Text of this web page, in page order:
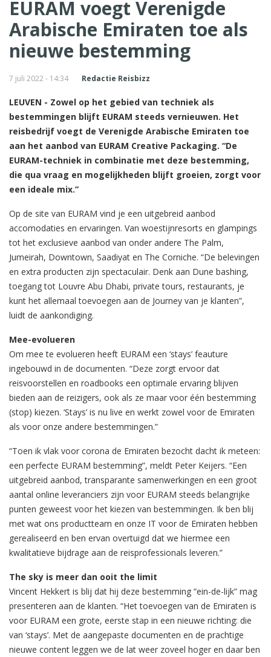
EURAM voegt Verenigde
Arabische Emiraten toe als
nieuwe bestemming
7 juli 2022 - 14:34 Redactie Reisbizz
LEUVEN - Zowel op het gebied van techniek als
bestemmingen blijft EURAM steeds vernieuwen. Het
reisbedrijf voegt de Verenigde Arabische Emiraten toe
aan het aanbod van EURAM Creative Packaging. “De
EURAM-techniek in combinatie met deze bestemming,
die qua vraag en mogelijkheden blijft groeien, zorgt voor
een ideale mix.”
Op de site van EURAM vind je een uitgebreid aanbod
accomodaties en ervaringen. Van woestijnresorts en glampings
tot het exclusieve aanbod van onder andere The Palm,
Jumeirah, Downtown, Saadiyat en The Corniche. “De belevingen
en extra producten zijn spectaculair. Denk aan Dune bashing,
toegang tot Louvre Abu Dhabi, private tours, restaurants, je
kunt het allemaal toevoegen aan de Journey van je klanten”,
luidt de aankondiging.
Mee-evolueren
Om mee te evolueren heeft EURAM een ‘stays’ feauture
ingebouwd in de documenten. “Deze zorgt ervoor dat
reisvoorstellen en roadbooks een optimale ervaring blijven
bieden aan de reizigers, ook als ze maar voor één bestemming
(stop) kiezen. ‘Stays’ is nu live en werkt zowel voor de Emiraten
als voor onze andere bestemmingen.”
“Toen ik vlak voor corona de Emiraten bezocht dacht ik meteen:
een perfecte EURAM bestemming”, meldt Peter Keijers. “Een
uitgebreid aanbod, transparante samenwerkingen en een groot
aantal online leveranciers zijn voor EURAM steeds belangrijke
punten geweest voor het kiezen van bestemmingen. Ik ben blij
met wat ons productteam en onze IT voor de Emiraten hebben
gerealiseerd en ben ervan overtuigd dat we hiermee een
kwalitatieve bijdrage aan de reisprofessionals leveren.”
The sky is meer dan ooit the limit
Vincent Hekkert is blij dat hij deze bestemming “ein-de-lijk” mag
presenteren aan de klanten. “Het toevoegen van de Emiraten is
voor EURAM een grote, eerste stap in een nieuwe richting: die
van ‘stays’. Met de aangepaste documenten en de prachtige
nieuwe content leggen we de lat weer zoveel hoger en daar ben